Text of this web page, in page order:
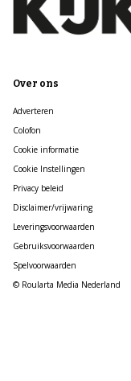
Over ons
Adverteren
Colofon
Cookie informatie
Cookie Instellingen
Privacy beleid
Disclaimer/vrijwaring
Leveringsvoorwaarden
Gebruiksvoorwaarden
Spelvoorwaarden
© Roularta Media Nederland